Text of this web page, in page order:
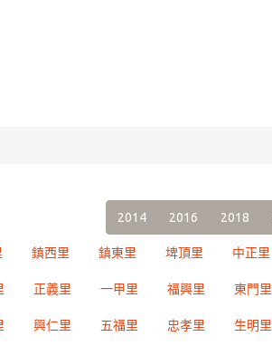
2014 2016 2018
鎮西里 鎮東里 埤頂里 中正里
正義里 一甲里 福興里 東門里
興仁里 五福里 忠孝里 生明里